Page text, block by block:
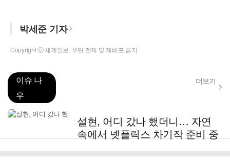
박세준 기자
Copyright ⓒ 세계일보. 무단 전재 및 재배포 금지
이슈 나
우
더보기
설현, 어디 갔나 했더니… 자연
속에서 넷플릭스 차기작 준비 중